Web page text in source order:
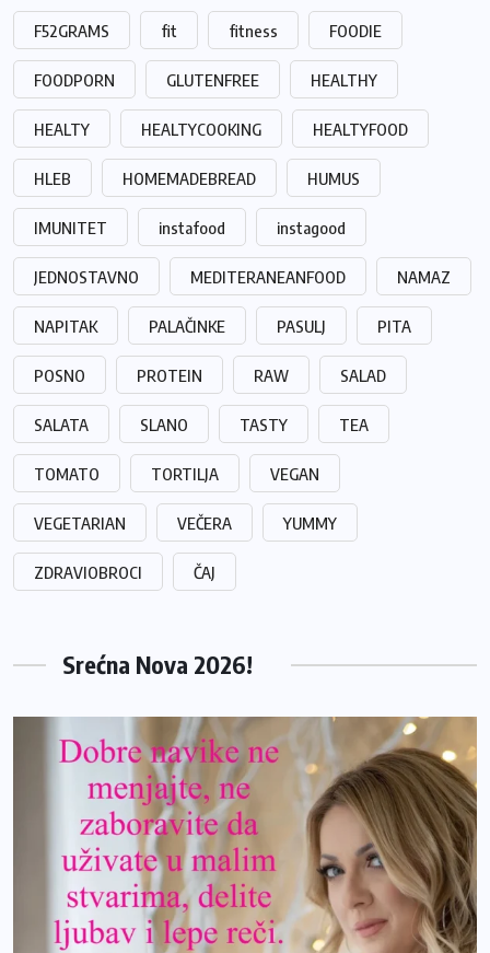
F52GRAMS fit fitness FOODIE
FOODPORN GLUTENFREE HEALTHY
HEALTY HEALTYCOOKING HEALTYFOOD
HLEB HOMEMADEBREAD HUMUS
IMUNITET instafood instagood
JEDNOSTAVNO MEDITERANEANFOOD NAMAZ
NAPITAK PALAČINKE PASULJ PITA
POSNO PROTEIN RAW SALAD
SALATA SLANO TASTY TEA
TOMATO TORTILJA VEGAN
VEGETARIAN VEČERA YUMMY
ZDRAVIOBROCI ČAJ
Srećna Nova 2026!